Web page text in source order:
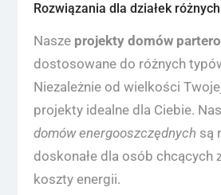
Rozwiązania dla działek
Nasze projekty domów
dostosowane do różnych
Niezależnie od wielkości
projekty idealne dla Ciebie.
domów energooszczędnych są
doskonałe dla osób chcących
koszty energii.